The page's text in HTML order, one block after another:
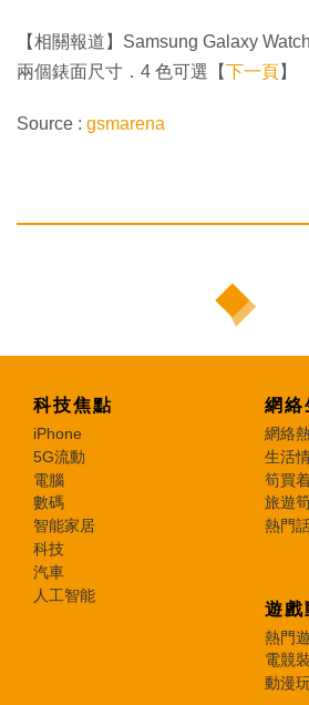
【相關報道】Samsung Galaxy
兩個錶面尺寸．4 色可選【下一頁】
Source : gsmarena
科技焦點
iPhone
5G流動
電腦
數碼
智能家居
科技
汽車
人工智能
網絡
網絡
生活
筍買
旅遊
熱門
遊戲
熱門
電競
動漫